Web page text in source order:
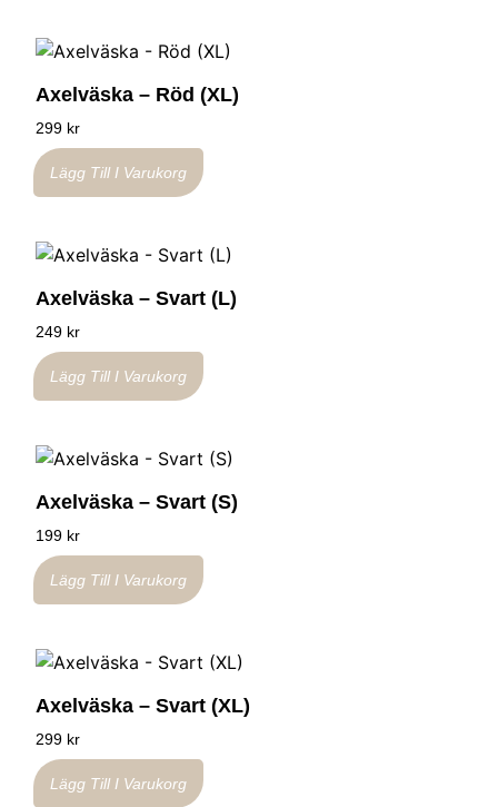
Axelväska – Röd (XL)
299 kr
Lägg Till I Varukorg
Axelväska – Svart (L)
249 kr
Lägg Till I Varukorg
Axelväska – Svart (S)
199 kr
Lägg Till I Varukorg
Axelväska – Svart (XL)
299 kr
Lägg Till I Varukorg